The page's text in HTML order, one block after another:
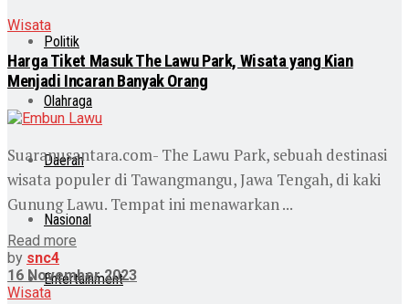
Politik
Olahraga
Daerah
Nasional
Entertainment
Wisata
Harga Tiket Masuk The Lawu Park, Wisata yang Kian
Menjadi Incaran Banyak Orang
Suaranusantara.com- The Lawu Park, sebuah destinasi
wisata populer di Tawangmangu, Jawa Tengah, di kaki
Gunung Lawu. Tempat ini menawarkan ...
Read more
by snc4
16 November 2023
Wisata